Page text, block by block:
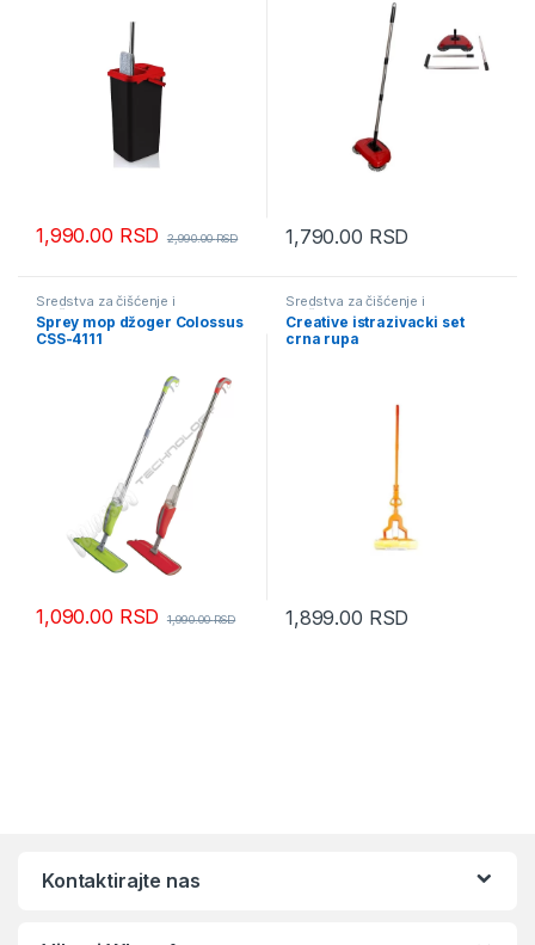
1,990.00 RSD 2,990.00RSD 1,790.00 RSD
Sredstva za čišćenje i
održavanje
Sprey mop džoger Colossus
CSS-4111
1,090.00 RSD 1,990.00RSD
Sredstva za čišćenje i
održavanje
Creative istrazivacki set
crna rupa
1,899.00 RSD
Kontaktirajte nas